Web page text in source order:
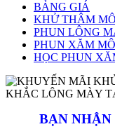
BẢNG GIÁ
KHỬ THÂM
PHUN LÔNG
PHUN XĂM
HỌC PHUN
BẠN